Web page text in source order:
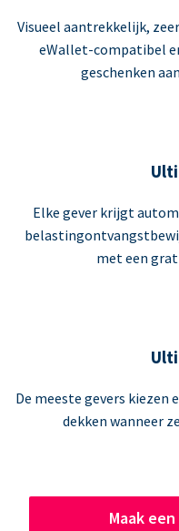
Visueel aantrekkelijk,
eWallet-compatibel
geschenken
Elke gever krijgt
met een
De meeste gevers
dekken wanneer
Maak